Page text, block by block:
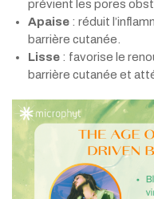
prévient les pores
Apaise : réduit
barrière cutanée.
Lisse : favorise le
barrière cutanée et